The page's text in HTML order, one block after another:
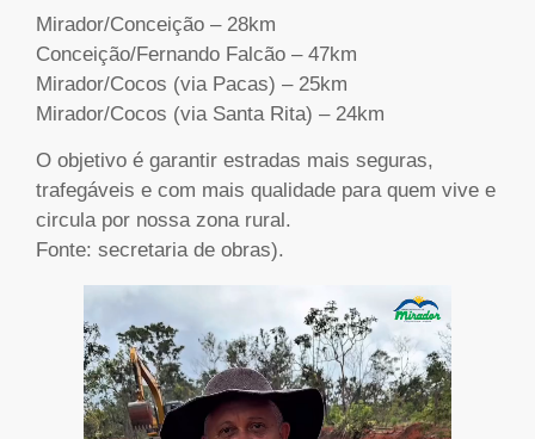
Mirador/Conceição – 28km
Conceição/Fernando Falcão – 47km
Mirador/Cocos (via Pacas) – 25km
Mirador/Cocos (via Santa Rita) – 24km
O objetivo é garantir estradas mais seguras,
trafegáveis e com mais qualidade para quem vive e
circula por nossa zona rural.
Fonte: secretaria de obras).